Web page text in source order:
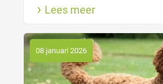
nodig om gemakkelijk door de
Lees meer
08 januari 2026